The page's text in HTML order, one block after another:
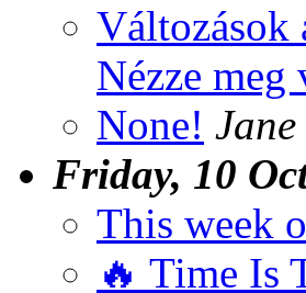
Változások
Nézze meg
None! Jane
Friday, 10
This week
🔥 Time Is